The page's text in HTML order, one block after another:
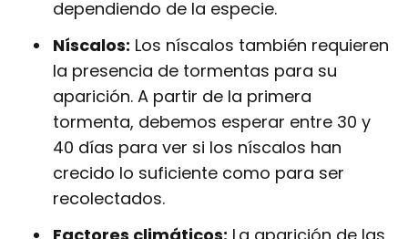
dependiendo de la especie.
Níscalos: Los níscalos también requieren
la presencia de tormentas para su
aparición. A partir de la primera
tormenta, debemos esperar entre 30 y
40 días para ver si los níscalos han
crecido lo suficiente como para ser
recolectados.